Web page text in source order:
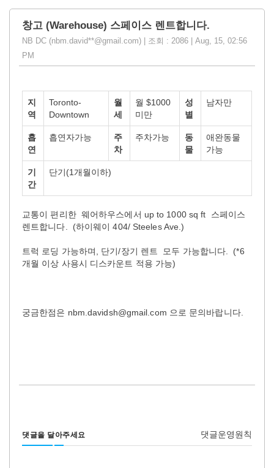
창고 (Warehouse) 스페이스 렌트합니다.
NB DC (nbm.david**@gmail.com) | 조회 : 2086 | Aug, 15, 02:56
PM
지
역
Toronto-
Downtown
월
세
월 $1000
미만
성
별
남자만
흡
연
흡연자가능
주
차
주차가능
동
물
애완동물
가능
기
간
단기(1개월이하)
교통이 편리한 웨어하우스에서 up to 1000 sq ft 스페이스
렌트합니다. (하이웨이 404/ Steeles Ave.)
트럭 로딩 가능하며, 단기/장기 렌트 모두 가능합니다. (*6
개월 이상 사용시 디스카운트 적용 가능)
궁금한점은 nbm.davidsh@gmail.com 으로 문의바랍니다.
댓글을 달아주세요 댓글운영원칙